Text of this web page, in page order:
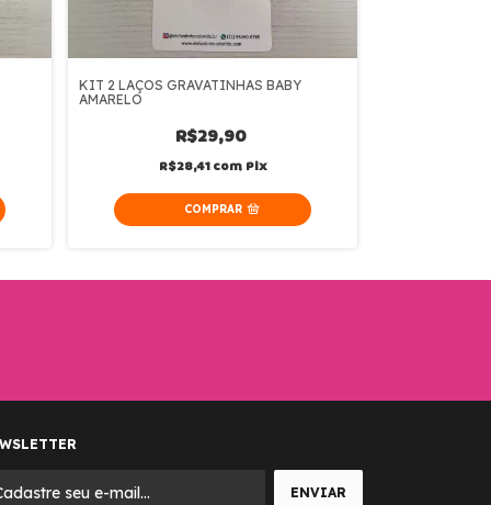
KIT 2 LAÇOS GRAVATINHAS BABY
AMARELO
R$29,90
R$28,41com Pix